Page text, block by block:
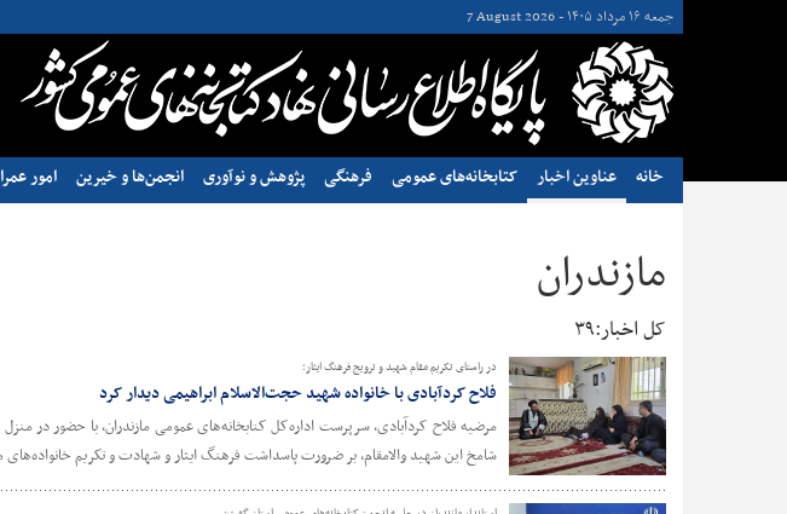
جمعه ۱۶ مرداد ۱۴۰۵ - 7 August 2026
خانه عناوین اخبار کتابخانه‌های عمومی فرهنگی پژوهش و نوآوری انجمن‌ها و خیرین امور
مازندران
کل اخبار:۳۹
در راستای تکریم مقام شهید و ترویج فرهنگ ایثار؛
فلاح کردآبادی با خانواده شهید حجت‌الاسلام ابراهیمی دیدار کرد
مرضیه فلاح کردآبادی، سرپرست اداره‌کل کتابخانه‌های عمومی مازندران، با حضور در
شامخ این شهید والامقام، بر ضرورت پاسداشت فرهنگ ایثار و شهادت و تکریم خانواده‌های